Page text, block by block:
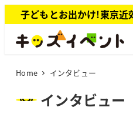
イ
子どもとお出かけ!東京近
Home インタビュー
インタビュー